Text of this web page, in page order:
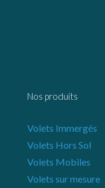
Nos produits
Volets Immergés
Volets Hors Sol
Volets Mobiles
Volets sur mesure